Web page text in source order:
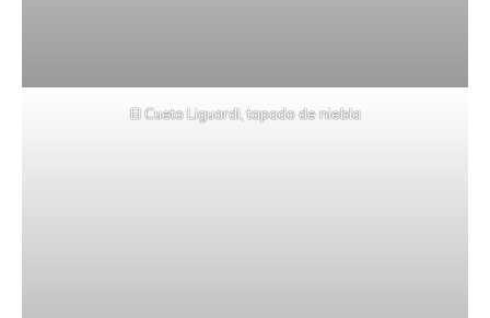
El Cueto Liguardi, tapado de niebla